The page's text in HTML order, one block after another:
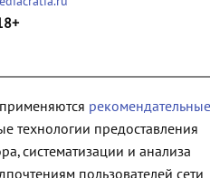
рекомендательные
технологии предоставления
систематизации и анализа
пользователей сети